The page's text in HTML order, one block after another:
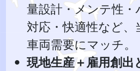
量設計・メンテ性
対応・快適性など、
車両需要にマッチ。
現地生産＋雇用創出